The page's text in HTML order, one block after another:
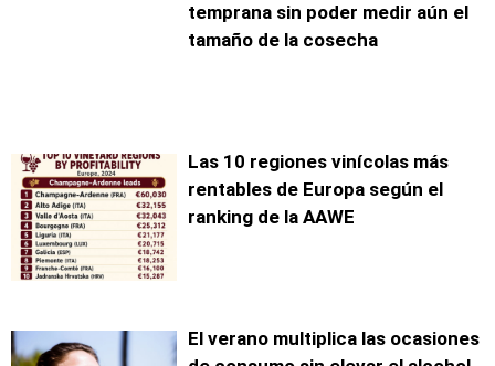
temprana sin poder medir aún el
tamaño de la cosecha
Las 10 regiones vinícolas más
rentables de Europa según el
ranking de la AAWE
El verano multiplica las ocasiones